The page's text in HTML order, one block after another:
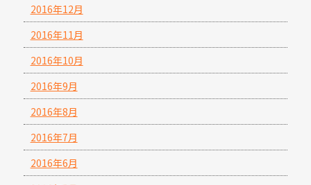
2016年12月
2016年11月
2016年10月
2016年9月
2016年8月
2016年7月
2016年6月